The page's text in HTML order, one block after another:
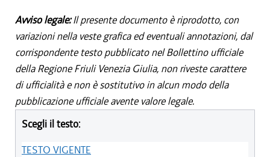
Avviso legale:Il presente documento è riprodotto, con
variazioni nella veste grafica ed eventuali annotazioni, dal
corrispondente testo pubblicato nel Bollettino ufficiale
della Regione Friuli Venezia Giulia, non riveste carattere
di ufficialità e non è sostitutivo in alcun modo della
pubblicazione ufficiale avente valore legale.
Scegli il testo:
TESTO VIGENTE